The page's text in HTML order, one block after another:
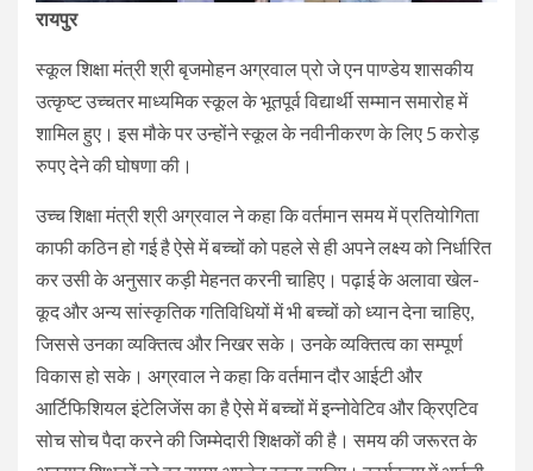
रायपुर
स्कूल शिक्षा मंत्री श्री बृजमोहन अग्रवाल प्रो जे एन पाण्डेय शासकीय
उत्कृष्ट उच्चतर माध्यमिक स्कूल के भूतपूर्व विद्यार्थी सम्मान समारोह में
शामिल हुए। इस मौके पर उन्होंने स्कूल के नवीनीकरण के लिए 5 करोड़
रुपए देने की घोषणा की।
उच्च शिक्षा मंत्री श्री अग्रवाल ने कहा कि वर्तमान समय में प्रतियोगिता
काफी कठिन हो गई है ऐसे में बच्चों को पहले से ही अपने लक्ष्य को निर्धारित
कर उसी के अनुसार कड़ी मेहनत करनी चाहिए। पढ़ाई के अलावा खेल-
कूद और अन्य सांस्कृतिक गतिविधियों में भी बच्चों को ध्यान देना चाहिए,
जिससे उनका व्यक्तित्व और निखर सके। उनके व्यक्तित्व का सम्पूर्ण
विकास हो सके। अग्रवाल ने कहा कि वर्तमान दौर आईटी और
आर्टिफिशियल इंटेलिजेंस का है ऐसे में बच्चों में इन्नोवेटिव और क्रिएटिव
सोच सोच पैदा करने की जिम्मेदारी शिक्षकों की है। समय की जरूरत के